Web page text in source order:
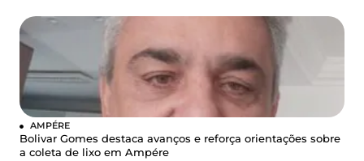
AMPÉRE
Bolivar Gomes destaca avanços e reforça orientações sobre
a coleta de lixo em Ampére